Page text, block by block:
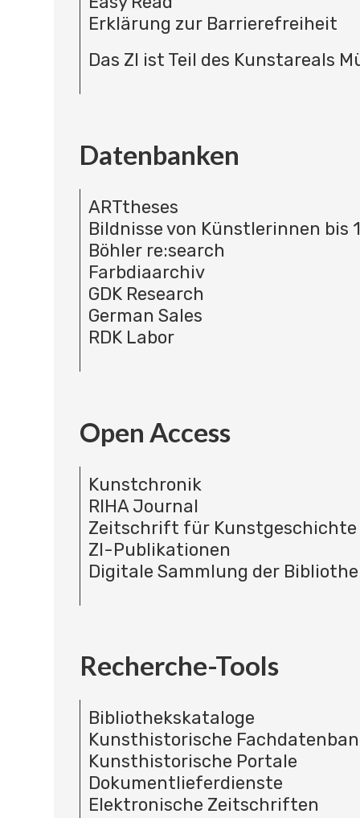
Erklärung zur Barrierefreiheit
Das ZI ist Teil des Kunstareals
Datenbanken
ARTtheses
Bildnisse von Künstlerinnen bis
Böhler re:search
Farbdiaarchiv
GDK Research
German Sales
RDK Labor
Open Access
Kunstchronik
RIHA Journal
Zeitschrift für Kunstgeschichte
ZI-Publikationen
Digitale Sammlung der
Recherche-Tools
Bibliothekskataloge
Kunsthistorische
Kunsthistorische Portale
Dokumentlieferdienste
Elektronische Zeitschriften